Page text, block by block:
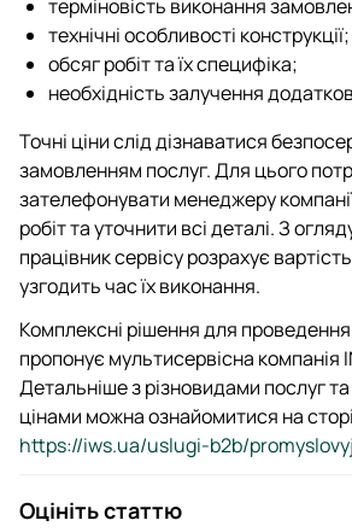
терміновість виконання
технічні особливості конструкції;
обсяг робіт та їх специфіка;
необхідність залучення
Точні ціни слід дізнаватися
замовленням послуг. Для цього
зателефонувати менеджеру
робіт та уточнити всі деталі. З
працівник сервісу розрахує
узгодить час їх виконання.
Комплексні рішення для
пропонує мультисервісна компанія
Детальніше з різновидами послуг
цінами можна ознайомитися на
https://iws.ua/uslugi-b2b/
Оцініть статтю